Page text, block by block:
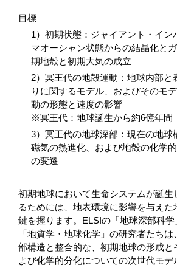
目標
1）初期状態：ジャイアント・イン
マオーシャン状態からの結晶化と
期地殻と初期大気の成立
2）冥王代の地殻運動：地球内部と
りに関するモデル、およびそのモ
動の形態と速度の影響
※冥王代：地球誕生から約6億年間
3）冥王代の地球深部：現在の地球
磁気の熱進化、および地殻の化学
の変遷
初期地球において生命システムが誕生
るためには、地表環境に影響を与え
鍵を握ります。 ELSIの「地球深部科学
「地質学・地球化学」の研究者たち
部構造と整合的な、初期地球の形成と
よび化学的分化についての次世代モデ